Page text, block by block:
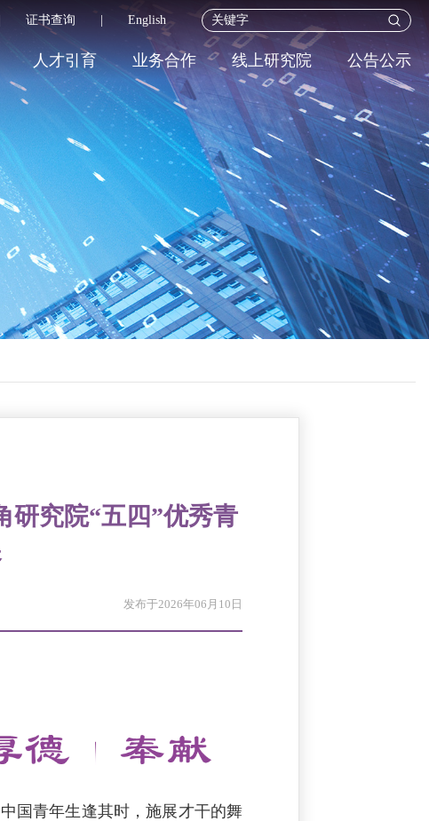
证书查询 English
人才引育 业务合作 线上研究院 公告公示
研究院“五四”优秀青
发布于2026年06月10日
国青年生逢其时，施展才干的舞